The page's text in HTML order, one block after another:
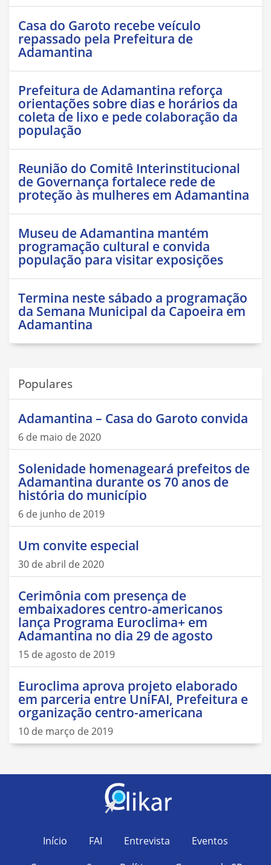
Casa do Garoto recebe veículo
repassado pela Prefeitura de
Adamantina
Prefeitura de Adamantina reforça
orientações sobre dias e horários da
coleta de lixo e pede colaboração da
população
Reunião do Comitê Interinstitucional
de Governança fortalece rede de
proteção às mulheres em Adamantina
Museu de Adamantina mantém
programação cultural e convida
população para visitar exposições
Termina neste sábado a programação
da Semana Municipal da Capoeira em
Adamantina
Populares
Adamantina – Casa do Garoto convida
6 de maio de 2020
Solenidade homenageará prefeitos de
Adamantina durante os 70 anos de
história do município
6 de junho de 2019
Um convite especial
30 de abril de 2020
Cerimônia com presença de
embaixadores centro-americanos
lança Programa Euroclima+ em
Adamantina no dia 29 de agosto
15 de agosto de 2019
Euroclima aprova projeto elaborado
em parceria entre UniFAI, Prefeitura e
organização centro-americana
10 de março de 2019
Início FAI Entrevista
Eventos